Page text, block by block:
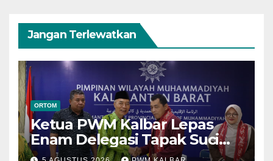
Jangan Terlewatkan
ORTOM
Ketua PWM Kalbar Lepas
Enam Delegasi Tapak Suci
Menuju Muktamar XVI di